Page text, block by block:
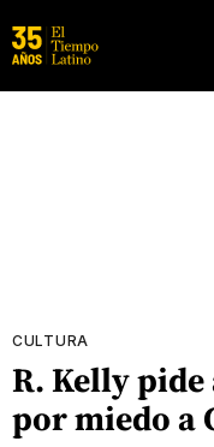
CULTURA
R. Kelly
por miedo a